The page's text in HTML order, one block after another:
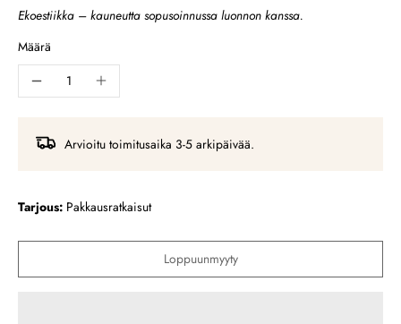
Ekoestiikka – kauneutta sopusoinnussa luonnon kanssa.
Määrä
Arvioitu toimitusaika 3-5 arkipäivää.
Tarjous: Pakkausratkaisut
Loppuunmyyty